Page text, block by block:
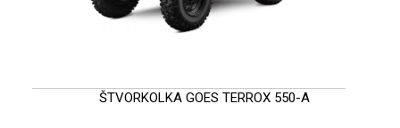
ŠTVORKOLKA GOES TERROX 550-A